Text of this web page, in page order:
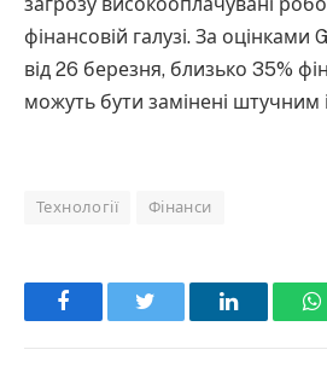
фінансовій галузі. За оцінками
від 26 березня, близько 35%
можуть бути замінені штучним
Технології Фінанси
Facebook LinkedIn